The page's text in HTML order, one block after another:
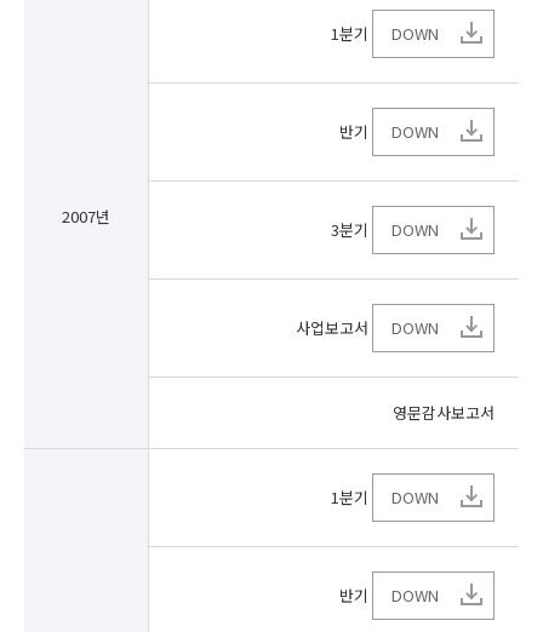
2007년
1분기 DOWN
반기 DOWN
3분기 DOWN
사업보고서 DOWN
영문감사보고서
1분기 DOWN
반기 DOWN